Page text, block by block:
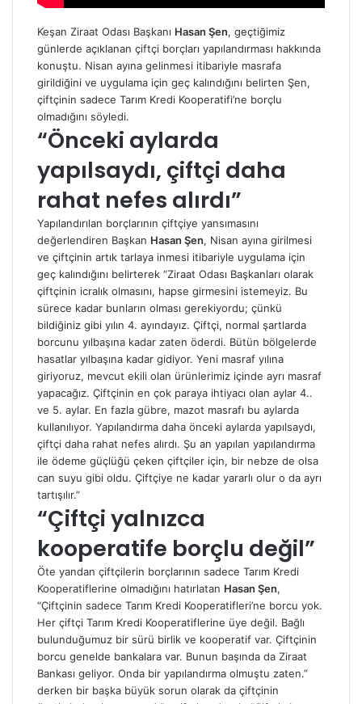
Keşan Ziraat Odası Başkanı Hasan Şen, geçtiğimiz
günlerde açıklanan çiftçi borçları yapılandırması hakkında
konuştu. Nisan ayına gelinmesi itibariyle masrafa
girildiğini ve uygulama için geç kalındığını belirten Şen,
çiftçinin sadece Tarım Kredi Kooperatifi’ne borçlu
olmadığını söyledi.
“Önceki aylarda
yapılsaydı, çiftçi daha
rahat nefes alırdı”
Yapılandırılan borçlarının çiftçiye yansımasını
değerlendiren Başkan Hasan Şen, Nisan ayına girilmesi
ve çiftçinin artık tarlaya inmesi itibariyle uygulama için
geç kalındığını belirterek “Ziraat Odası Başkanları olarak
çiftçinin icralık olmasını, hapse girmesini istemeyiz. Bu
sürece kadar bunların olması gerekiyordu; çünkü
bildiğiniz gibi yılın 4. ayındayız. Çiftçi, normal şartlarda
borcunu yılbaşına kadar zaten öderdi. Bütün bölgelerde
hasatlar yılbaşına kadar gidiyor. Yeni masraf yılına
giriyoruz, mevcut ekili olan ürünlerimiz içinde ayrı masraf
yapacağız. Çiftçinin en çok paraya ihtiyacı olan aylar 4..
ve 5. aylar. En fazla gübre, mazot masrafı bu aylarda
kullanılıyor. Yapılandırma daha önceki aylarda yapılsaydı,
çiftçi daha rahat nefes alırdı. Şu an yapılan yapılandırma
ile ödeme güçlüğü çeken çiftçiler için, bir nebze de olsa
can suyu gibi oldu. Çiftçiye ne kadar yararlı olur o da ayrı
tartışılır.”
“Çiftçi yalnızca
kooperatife borçlu değil”
Öte yandan çiftçilerin borçlarının sadece Tarım Kredi
Kooperatiflerine olmadığını hatırlatan Hasan Şen,
“Çiftçinin sadece Tarım Kredi Kooperatifleri’ne borcu yok.
Her çiftçi Tarım Kredi Kooperatiflerine üye değil. Bağlı
bulunduğumuz bir sürü birlik ve kooperatif var. Çiftçinin
borcu genelde bankalara var. Bunun başında da Ziraat
Bankası geliyor. Onda bir yapılandırma olmuştu zaten.”
derken bir başka büyük sorun olarak da çiftçinin